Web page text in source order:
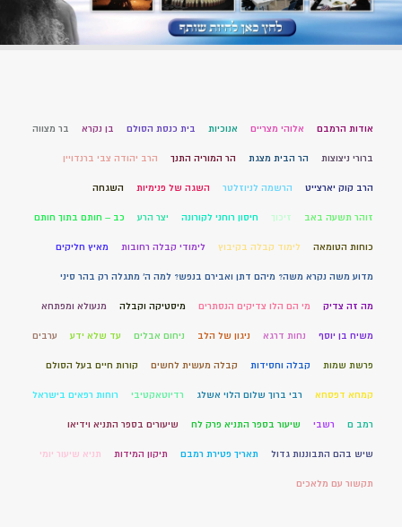
אודות הרמבם אלוהי מצריים אנוכיות בית כנסת הסולם בן נקרא בר מצווה
ברורי ניצוצות הר הבית מצגת הר המוריה התנך הרב יהודה צבי ברנדויין
הרב קוק יארצייט הרשמה לניוזלטר השגה של פנימיות השגחה
זוהר תשעה באב זיכוך חיסון רוחני לקורונה יצר הרע כב – חותם בתוך חותם
כוחות הטומאה לימוד קבלה בקיבוץ לימודי קבלה רחובות מאיץ חליקים
מדוע משה נקרא משה? מיהם דתן ואבירם בנפש? למה ה' מתגלה רק בהר סיני
מה זה צדיק מי הם הלו צדיקים הנסתרים מיסטיקה וקבלה מנעולא ומפתחא
משיח בן יוסף נחות דרגא ניגון של הלב ניחום אבלים עד שלא ידע ערבים
פרשת שמות קבלה וחסידות קבלה מעשית לחשים קורות חיים בעל הסולם
קמחא דפסחא רבי ברוך שלום הלוי אשלג רדיוטאקטיבי רוחות רפאים בישראל
רמב ם רשבי שיעור בספר התניא פרק לח שיעורים בספר התניא וידיאו
שיש בהם התבוננות גדול תאריך פטירת רמבם תיקון המידות תניא שיעור יומי
תקשור עם מלאכים